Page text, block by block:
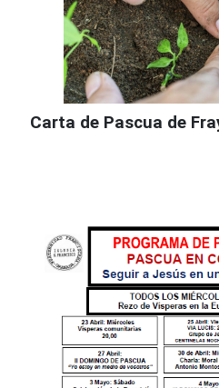
Carta de Pascua de